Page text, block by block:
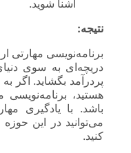
آشنا شوید.
نتیجه:
برنامه‌نویسی مهارتی
دریچه‌ای به سوی
پردرآمد بگشاید. اگر به
هستید، برنامه‌نویسی
باشد. با یادگیری
می‌توانید در این
کنید.